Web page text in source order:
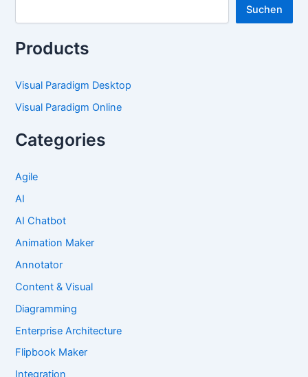
Suchen
Products
Visual Paradigm Desktop
Visual Paradigm Online
Categories
Agile
AI
AI Chatbot
Animation Maker
Annotator
Content & Visual
Diagramming
Enterprise Architecture
Flipbook Maker
Integration